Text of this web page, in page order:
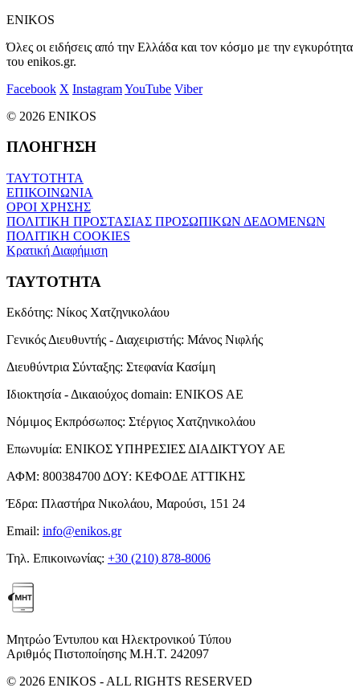
ENIKOS
Όλες οι ειδήσεις από την Ελλάδα και τον κόσμο με την εγκυρότητα
του enikos.gr.
Facebook X InstagramYouTube Viber
© 2026 ENIKOS
ΠΛΟΗΓΗΣΗ
ΤΑΥΤΟΤΗΤΑ
ΕΠΙΚΟΙΝΩΝΙΑ
ΟΡΟΙ ΧΡΗΣΗΣ
ΠΟΛΙΤΙΚΗ ΠΡΟΣΤΑΣΙΑΣ ΠΡΟΣΩΠΙΚΩΝ ΔΕΔΟΜΕΝΩΝ
ΠΟΛΙΤΙΚΗ COOKIES
Κρατική Διαφήμιση
ΤΑΥΤΟΤΗΤΑ
Εκδότης: Νίκος Χατζηνικολάου
Γενικός Διευθυντής - Διαχειριστής: Μάνος Νιφλής
Διευθύντρια Σύνταξης: Στεφανία Κασίμη
Ιδιοκτησία - Δικαιούχος domain: ENIKOS AE
Νόμιμος Εκπρόσωπος: Στέργιος Χατζηνικολάου
Επωνυμία: ΕΝΙΚΟΣ ΥΠΗΡΕΣΙΕΣ ΔΙΑΔΙΚΤΥΟΥ ΑΕ
ΑΦΜ: 800384700ΔΟΥ: ΚΕΦΟΔΕ ΑΤΤΙΚΗΣ
Έδρα: Πλαστήρα Νικολάου, Μαρούσι, 151 24
Email: info@enikos.gr
Τηλ. Επικοινωνίας: +30 (210) 878-8006
Μητρώο Έντυπου και Ηλεκτρονικού Τύπου
Αριθμός Πιστοποίησης Μ.Η.Τ. 242097
© 2026 ENIKOS - ALL RIGHTS RESERVED